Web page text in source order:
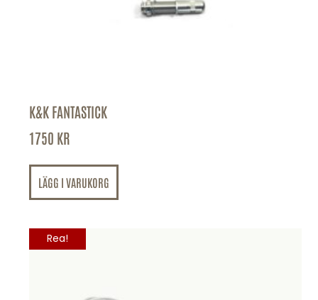
K&K FANTASTICK
1750 KR
LÄGG I VARUKORG
Rea!